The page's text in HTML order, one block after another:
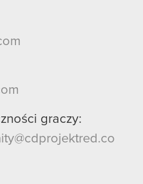
graczy: